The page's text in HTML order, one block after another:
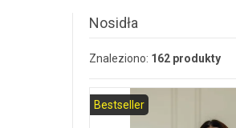
Nosidła
Znaleziono: 162 produkty
Bestseller